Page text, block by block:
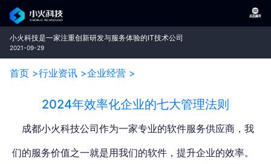
小火科技是一家注重创新研发与服务体验的IT技术公司
2021-09-29
首页 >行业资讯 >企业经营 >
2024年效率化企业的七大管理法则
成都小火科技公司作为一家专业的软件服务供应商，我
们的服务价值之一就是用我们的软件，提升企业的效率。